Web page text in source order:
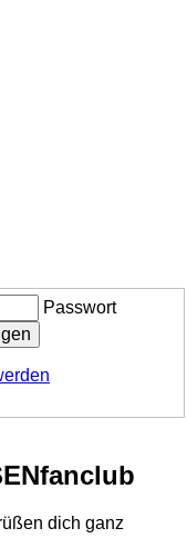
Passwort
dich ganz